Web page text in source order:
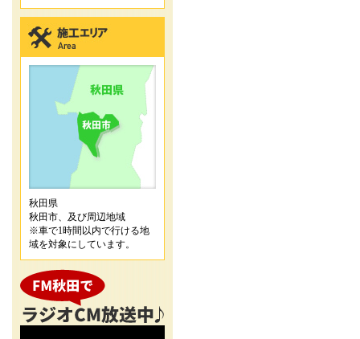
秋田県
秋田市、及び周辺地域
※車で1時間以内で行ける地
域を対象にしています。